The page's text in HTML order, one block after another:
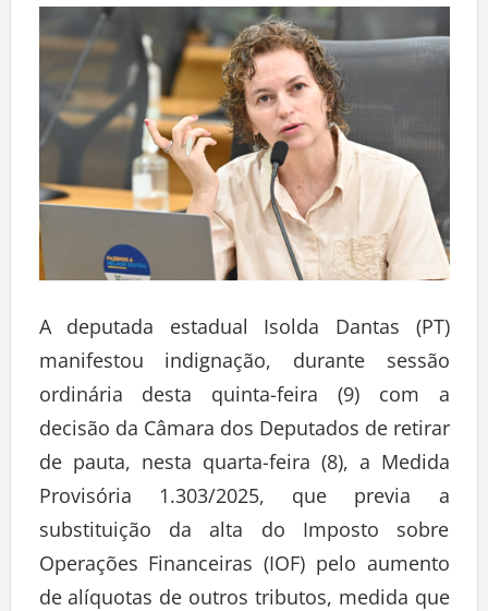
A deputada estadual Isolda Dantas (PT)
manifestou indignação, durante sessão
ordinária desta quinta-feira (9) com a
decisão da Câmara dos Deputados de retirar
de pauta, nesta quarta-feira (8), a Medida
Provisória 1.303/2025, que previa a
substituição da alta do Imposto sobre
Operações Financeiras (IOF) pelo aumento
de alíquotas de outros tributos, medida que